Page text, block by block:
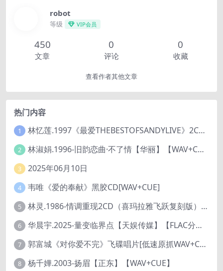
robot
等级 VIP会员
450
文章
0
评论
0
收藏
查看作者其他文章
热门内容
1 林忆莲.1997《最爱THEBESTOFSANDYLIVE》2CD【滚石】
2 林淑娟.1996-旧韵恋曲·不了情【华丽】【WAV+CUE】
3 2025年06月10日
4 韦唯《爱的奉献》黑胶CD[WAV+CUE]
5 林灵.1986-情调重现2CD（喜玛拉雅飞跃复刻版）【海丽】
6 华晨宇.2025-量变临界点【天娱传媒】【FLAC分轨】
7 郭富城《对你爱不完》飞碟唱片[低速原抓WAV+CUE]
8 杨千嬅.2003-扬眉【正东】【WAV+CUE】